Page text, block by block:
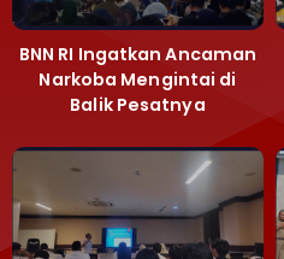
BNN RI Ingatkan Ancaman
Narkoba Mengintai di
Balik Pesatnya
Majalengka